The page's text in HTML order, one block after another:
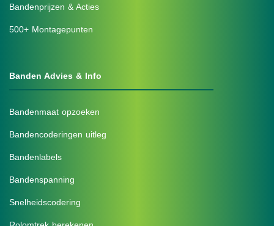
Bandenprijzen & Acties
500+ Montagepunten
Banden Advies & Info
Bandenmaat opzoeken
Bandencoderingen uitleg
Bandenlabels
Bandenspanning
Snelheidscodering